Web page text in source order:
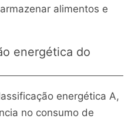
alimentos e
energética do
energética A,
no consumo de